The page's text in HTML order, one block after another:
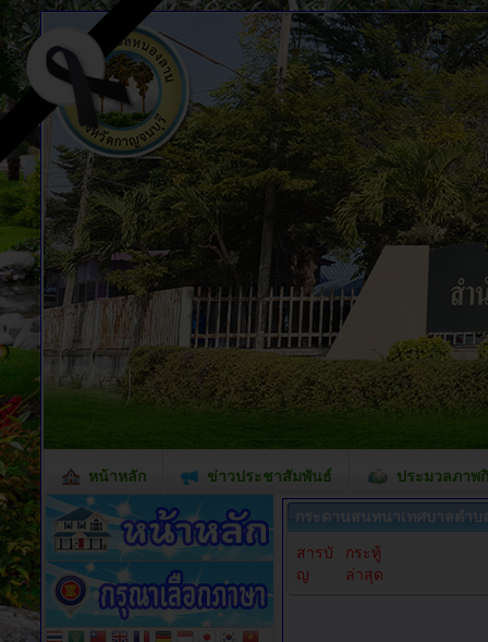
หน้าหลัก ข่าวประชาสัมพันธ์ ประมวลภาพ
กระดานสนทนาเทศบาลตำ
สารบั
ญ
กระทู้
ล่าสุด